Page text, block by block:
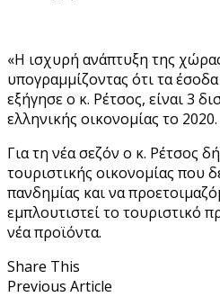
«Η ισχυρή ανάπτυξη της
υπογραμμίζοντας ότι τα
εξήγησε ο κ. Ρέτσος, είναι 3
ελληνικής οικονομίας το 2020.
Για τη νέα σεζόν ο κ. Ρέτσος
τουριστικής οικονομίας που
πανδημίας και να
εμπλουτιστεί το τουριστικό
νέα προϊόντα.
Share This
Previous Article